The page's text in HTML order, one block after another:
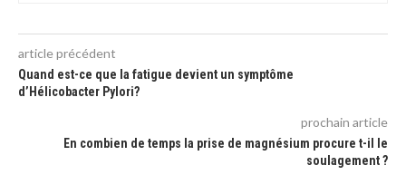
article précédent
Quand est-ce que la fatigue devient un symptôme
d’Hélicobacter Pylori?
prochain article
En combien de temps la prise de magnésium procure t-il le
soulagement ?